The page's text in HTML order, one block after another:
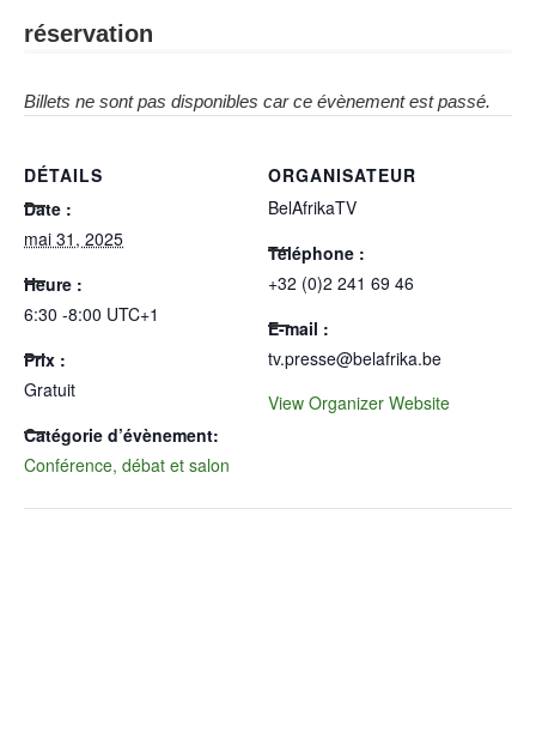
réservation
Billets ne sont pas disponibles car ce évènement est passé.
DÉTAILS
Date :
mai 31, 2025
Heure :
6:30 -8:00 UTC+1
Prix :
Gratuit
Catégorie d’évènement:
Conférence, débat et salon
ORGANISATEUR
BelAfrikaTV
Téléphone :
+32 (0)2 241 69 46
E-mail :
tv.presse@belafrika.be
View Organizer Website